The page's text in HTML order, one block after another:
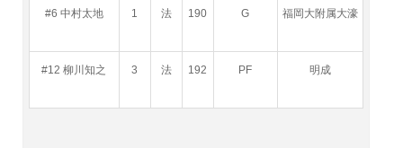
#6 中村太地 1 法 190 G 福岡大附属大濠
#12 柳川知之 3 法 192 PF 明成